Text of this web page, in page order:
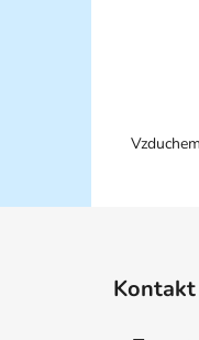
Kontakt